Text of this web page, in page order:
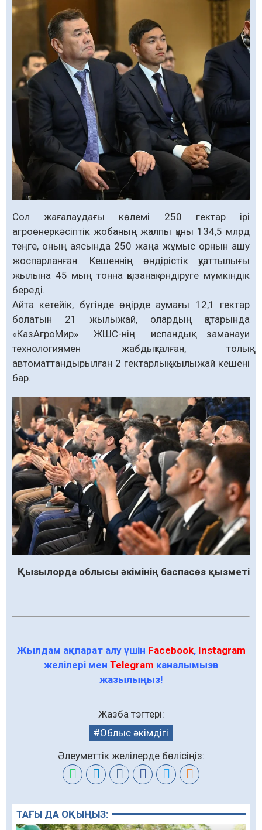
Сол жағалаудағы көлемі 250 гектар ірі
агроөнеркәсіптік жобаның жалпы құны 134,5 млрд
теңге, оның аясында 250 жаңа жұмыс орнын ашу
жоспарланған. Кешеннің өндірістік қуаттылығы
жылына 45 мың тонна қызанақ өндіруге мүмкіндік
береді.
Айта кетейік, бүгінде өңірде аумағы 12,1 гектар
болатын 21 жылыжай, олардың қатарында
«КазАгроМир» ЖШС-нің испандық заманауи
технологиямен жабдықталған, толық
автоматтандырылған 2 гектарлық жылыжай кешені
бар.
Қызылорда облысы әкімінің баспасөз қызметі
Жылдам ақпарат алу үшін Facebook, Instagram
желілері мен Telegram каналымызға
жазылыңыз!
Жазба тэгтері:
Облыс әкімдігі
Әлеуметтік желілерде бөлісіңіз:
ТАҒЫ ДА ОҚЫҢЫЗ: